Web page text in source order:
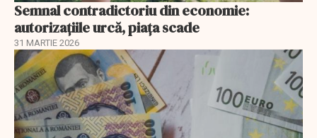
Semnal contradictoriu din economie:
autorizațiile urcă, piața scade
31 MARTIE 2026